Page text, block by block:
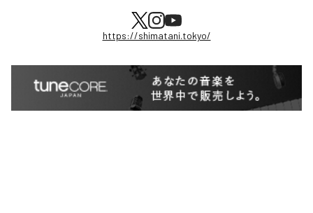
https://shimatani.tokyo/